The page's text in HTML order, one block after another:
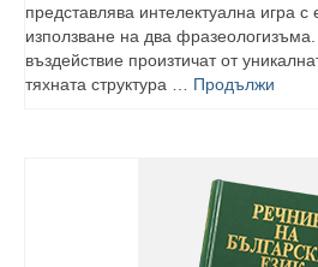
представлява интелектуална игра
използване на два
въздействие произтичат от
тяхната структура … Продължи